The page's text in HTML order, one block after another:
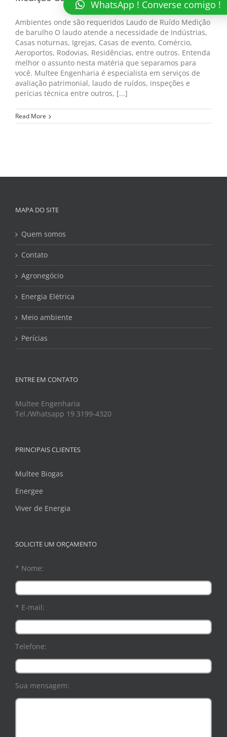
Ambientes onde são requeridos Laudo de Ruído Medição
de barulho O laudo atende a necessidade de Indústrias,
Casas noturnas, Igrejas, Casas de evento, Comércio,
Aeroportos, Rodovias, Residências, entre outros. Entenda
melhor o assunto nesta matéria que separamos para
você. Multee Engenharia é especialista em serviços de
avaliação patrimonial, laudo de ruídos, inspeções e
perícias técnica entre outros, [...]
Read More
MAPA DO SITE
Quem somos
Contato
Agronegócio
Energia Elétrica
Meio ambiente
Perícias
ENTRE EM CONTATO
Multee Engenharia
Tel./Whatsapp 19 3199-4320
PRINCIPAIS CLIENTES
Multee Biogas
Energee
Viver de Energia
SOLICITE UM ORÇAMENTO
* Nome:
* E-mail:
Telefone:
Sua mensagem:
WhatsApp ! Converse comigo !